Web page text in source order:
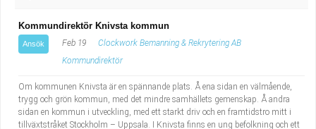
Kommundirektör Knivsta kommun
Ansök Feb 19
Clockwork Bemanning & Rekrytering AB
Kommundirektör
Om kommunen Knivsta är en spännande plats. Å ena sidan en välmående,
trygg och grön kommun, med det mindre samhällets gemenskap. Å andra
sidan en kommun i utveckling, med ett starkt driv och en framtidstro mitt i
tillväxtstråket Stockholm – Uppsala. I Knivsta finns en ung befolkning och ett